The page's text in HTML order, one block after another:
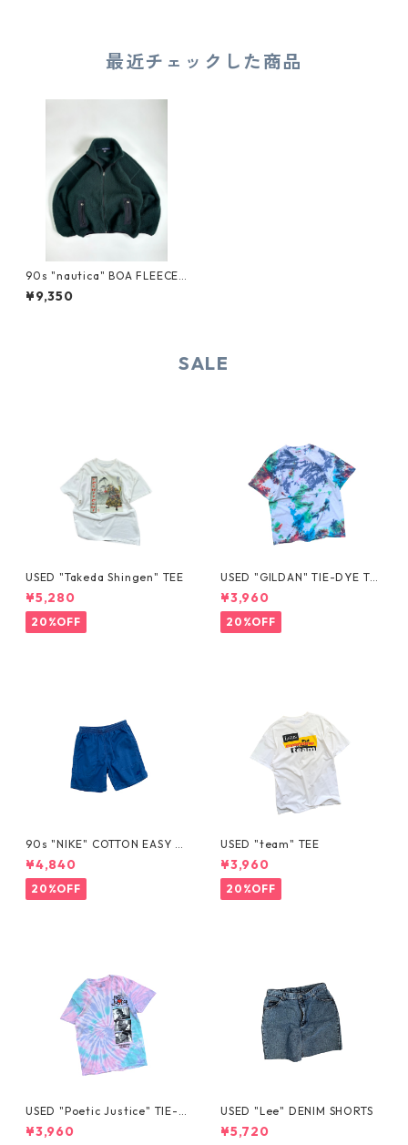
最近チェックした商品
90s "nautica" BOA FLEECE
JACKET
¥9,350
SALE
USED "Takeda Shingen" TEE
¥5,280
20%OFF
USED "GILDAN" TIE-DYE TE
E
¥3,960
20%OFF
90s "NIKE" COTTON EASY S
HORTS
¥4,840
20%OFF
USED "team" TEE
¥3,960
20%OFF
USED "Poetic Justice" TIE-D
YE TEE
¥3,960
USED "Lee" DENIM SHORTS
¥5,720